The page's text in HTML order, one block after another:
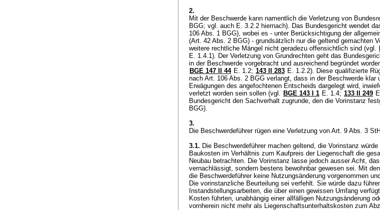
2.
Mit der Beschwerde kann namentlich die Verletzung von
BGG; vgl. auch E. 3.2.2 hiernach). Das Bundesgericht wendet
106 Abs. 1 BGG), wobei es - unter Berücksichtigung der
(Art. 42 Abs. 2 BGG) - grundsätzlich nur die geltend gemachten
weitere rechtliche Mängel nicht geradezu offensichtlich sind (vgl.
E. 1.4.1). Der Verletzung von Grundrechten geht das
in der Beschwerde vorgebracht und ausreichend begründet
BGE 147 II 44 E. 1.2; 143 II 283 E. 1.2.2). Diese qualifizierte
nach Art. 106 Abs. 2 BGG verlangt, dass in der Beschwerde klar
Erwägungen des angefochtenen Entscheids dargelegt wird,
verletzt worden sein sollen (vgl. BGE 143 I 1 E. 1.4; 133 II 249
Bundesgericht den Sachverhalt zugrunde, den die Vorinstanz
BGG).
3.
Die Beschwerdeführer rügen eine Verletzung von Art. 9 Abs. 3
3.1. Die Beschwerdeführer machen geltend, die Vorinstanz
Baukosten im Verhältnis zum Kaufpreis der Liegenschaft die
Neubau betrachten. Die Vorinstanz lasse jedoch ausser Acht,
vernachlässigt, sondern bestens bewohnbar gewesen sei. Mit
die Beschwerdeführer keine Nutzungsänderung vorgenommen
Die vorinstanzliche Beurteilung sei verfehlt. Sie würde dazu
Instandstellungsarbeiten, die über einen gewissen Umfang
Kosten führten, unabhängig einer allfälligen Nutzungsänderung
vornherein nicht mehr als Liegenschaftsunterhaltskosten zum